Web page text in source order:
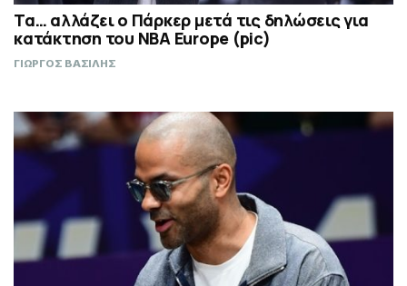
Τα… αλλάζει ο Πάρκερ μετά τις δηλώσεις για
κατάκτηση του ΝΒΑ Europe (pic)
ΓΙΩΡΓΟΣ ΒΑΣΙΛΗΣ